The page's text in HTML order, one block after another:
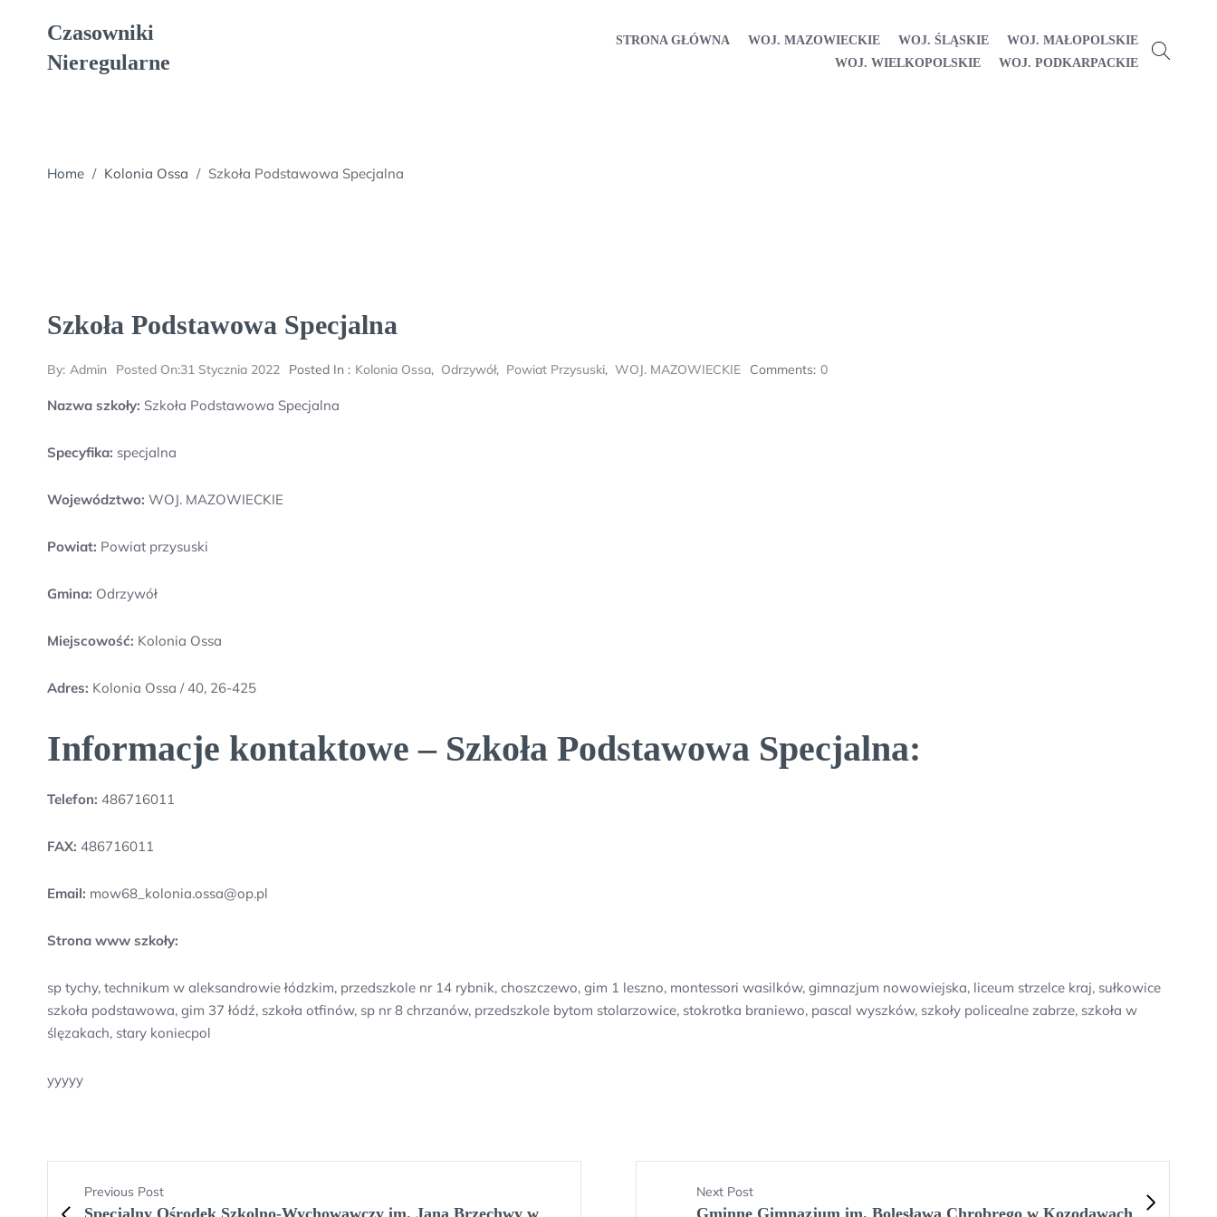
Czasowniki
Nieregularne
STRONA GŁÓWNA WOJ. MAZOWIECKIE WOJ. ŚLĄSKIE
WOJ. MAŁOPOLSKIE
WOJ. WIELKOPOLSKIE
WOJ. PODKARPACKIE
Home / Kolonia Ossa / Szkoła Podstawowa Specjalna
Szkoła Podstawowa Specjalna
By: Admin Posted On:31 Stycznia 2022 Posted In : Kolonia Ossa, Odrzywół, Powiat Przysuski, WOJ. MAZOWIECKIE Comments: 0
Nazwa szkoły: Szkoła Podstawowa Specjalna
Specyfika: specjalna
Województwo: WOJ. MAZOWIECKIE
Powiat: Powiat przysuski
Gmina: Odrzywół
Miejscowość: Kolonia Ossa
Adres: Kolonia Ossa / 40, 26-425
Informacje kontaktowe – Szkoła Podstawowa Specjalna:
Telefon: 486716011
FAX: 486716011
Email: mow68_kolonia.ossa@op.pl
Strona www szkoły:
sp tychy, technikum w aleksandrowie łódzkim, przedszkole nr 14 rybnik, choszczewo, gim 1 leszno, montessori wasilków, gimnazjum nowowiejska, liceum strzelce kraj, sułkowice
szkoła podstawowa, gim 37 łódź, szkoła otfinów, sp nr 8 chrzanów, przedszkole bytom stolarzowice, stokrotka braniewo, pascal wyszków, szkoły policealne zabrze, szkoła w
ślęzakach, stary koniecpol
yyyyy
Previous Post
Specjalny Ośrodek Szkolno-Wychowawczy im. Jana Brzechwy w
Next Post
Gminne Gimnazjum im. Bolesława Chrobrego w Kozodawach